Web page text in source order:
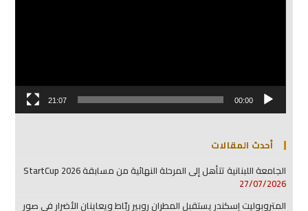
00:00
21:07
أحدث المقالات
الجامعة اللبنانية تتأهل إلى المرحلة النهائية من مسابقة StartCup 2026
27/07/2026
المتروبوليت إسكندر يستقبل المطران روبير ربّاط ويعاينان الأضرار في صور